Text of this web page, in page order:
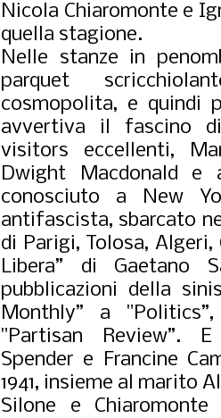
Nicola Chiaromonte e
quella stagione.
Nelle stanze in
parquet
cosmopolita, e quindi
avvertiva il fascino
visitors eccellenti,
Dwight Macdonald e
conosciuto a New
antifascista, sbarcato
di Parigi, Tolosa, Algeri,
Libera” di Gaetano
pubblicazioni della
Monthly” a
"Partisan Review”.
Spender e Francine
1941, insieme al marito
Silone e